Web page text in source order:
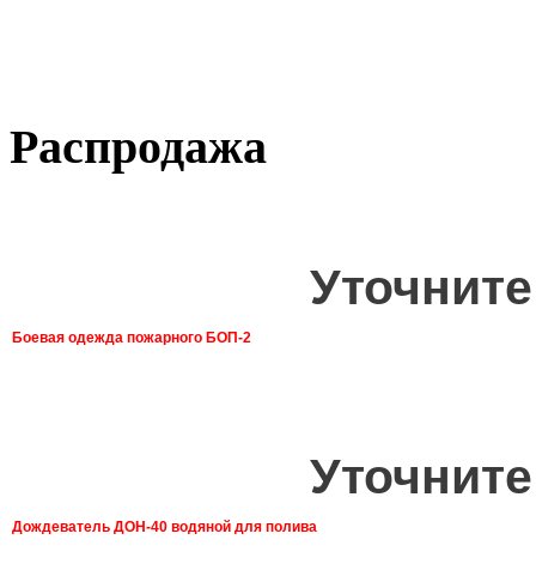
Распродажа
Боевая одежда пожарного БОП-2
Дождеватель ДОН-40 водяной для полива